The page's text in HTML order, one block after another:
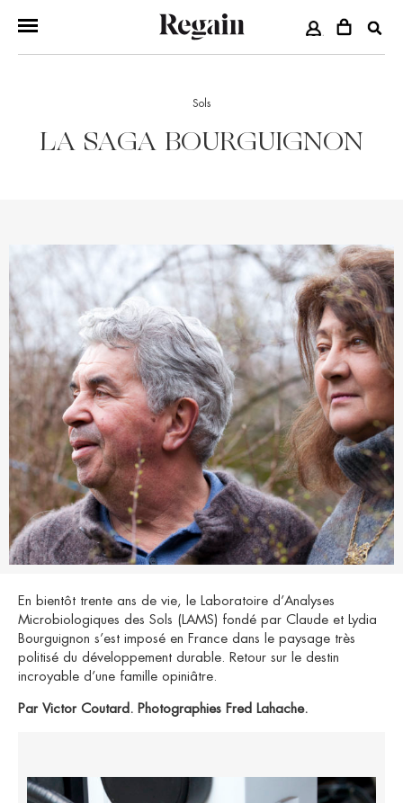
COMPTE
Sols
LA SAGA BOURGUIGNON
En bientôt trente ans de vie, le Laboratoire d’Analyses
Microbiologiques des Sols (LAMS) fondé par Claude et Lydia
Bourguignon s’est imposé en France dans le paysage très
politisé du développement durable. Retour sur le destin
incroyable d’une famille opiniâtre.
Par Victor Coutard. Photographies Fred Lahache.